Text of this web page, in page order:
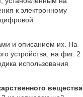
к электронному
и описанием их. На
устройства, на фиг. 2
использования
вещества